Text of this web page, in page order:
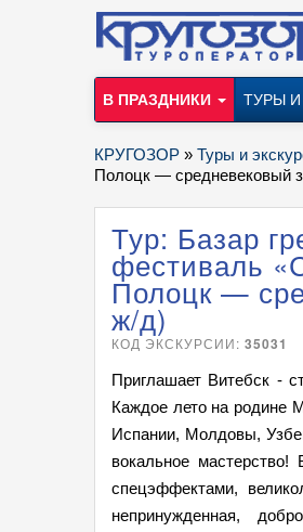
В ПРАЗДНИКИ ТУРЫ И
КРУГОЗОР » Туры и
Полоцк — средневековый
Тур: Базар
фестиваль
Полоцк —
ж/д)
КОД ЭКСКУРСИИ:35031
Приглашает Витебск -
Каждое лето на родине
Испании, Молдовы,
вокальное
спецэффектами,
непринужденная,